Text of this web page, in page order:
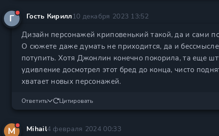
Г Гость Кирилл10 декабря 2023 13:52
Дизайн персонажей криповенький такой, да и сами
О сюжете даже думать не приходится, да и
потупить. Хотя Джонлин конечно покорила, та еще
удивление досмотрел этот бред до конца, чисто
хватает новых персонажей.
Ответить Цитировать
M Mihail4 февраля 2024 00:33